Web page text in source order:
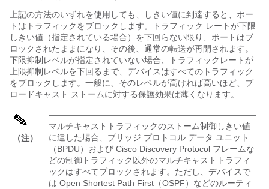
上記の方法のいずれを使用しても、しきい値に到達すると、ポー
トはトラフィックをブロックします。トラフィック レートが下限
しきい値（指定されている場合）を下回らない限り、ポートはブ
ロックされたままになり、その後、通常の転送が再開されます。
下限抑制レベルが指定されていない場合、トラフィックレートが
上限抑制レベルを下回るまで、デバイスはすべてのトラフィック
をブロックします。一般に、そのレベルが高ければ高いほど、ブ
ロードキャスト ストームに対する保護効果は薄くなります。
（注）
マルチキャストトラフィックのストーム制御しきい値
に達した場合、ブリッジ プロトコル データ ユニット
（BPDU）および Cisco Discovery Protocol フレームな
どの制御トラフィック以外のマルチキャストトラフィ
ックはすべてブロックされます。ただし、デバイスで
は Open Shortest Path First（OSPF）などのルーティ